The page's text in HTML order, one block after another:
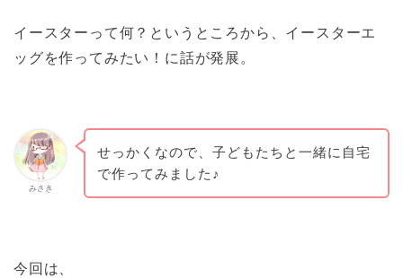
イースターって何？というところから、イースターエ
ッグを作ってみたい！に話が発展。
みさき
せっかくなので、子どもたちと一緒に自宅
で作ってみました♪
今回は、